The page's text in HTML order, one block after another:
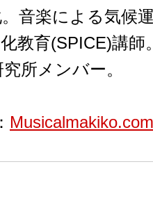
音楽による気候
教育(SPICE)講
所メンバー。
Musicalmakiko.com